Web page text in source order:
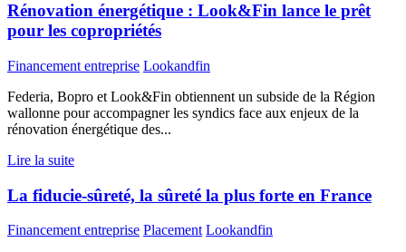
Rénovation énergétique : Look&Fin lance le prêt
pour les copropriétés
Financement entreprise Lookandfin
Federia, Bopro et Look&Fin obtiennent un subside de la Région
wallonne pour accompagner les syndics face aux enjeux de la
rénovation énergétique des...
Lire la suite
La fiducie-sûreté, la sûreté la plus forte en France
Financement entreprise Placement Lookandfin